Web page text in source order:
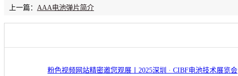
上一篇： AAA电池弹片简介
粉色视频网站精密邀您观展丨2025深圳 · CIBF电池技术展览会